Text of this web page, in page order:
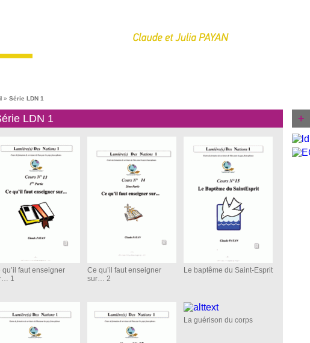
» Série LDN 1
LDN 1
qu’il faut enseigner
1
Ce qu’il faut enseigner
sur… 2
Le baptême du Saint-Esprit
La guérison du corps
+